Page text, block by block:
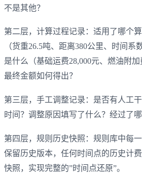
不是其他？
第二层，计算过程记录：适用了哪个
（货重26.5吨、距离380公里、时间
是什么（基础运费28,000元、燃油附
最终金额如何得出？
第三层，手工调整记录：是否有人工
时间？调整原因填写了什么？经过了哪
第四层，规则历史快照：规则库中每
保留历史版本，任何时间点的历史计
快照，实现完整的”时间点还原”。